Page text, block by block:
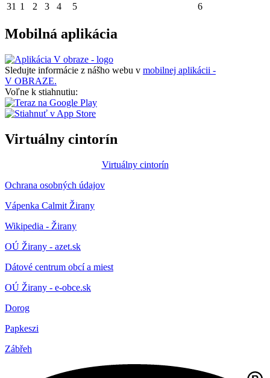
31 1 2 3 4 5 6
Mobilná aplikácia
Sledujte informácie z nášho webu v mobilnej aplikácii -
V OBRAZE.
Voľne k stiahnutiu:
Virtuálny cintorín
Virtuálny cintorín
Ochrana osobných údajov
Vápenka Calmit Žirany
Wikipedia - Žirany
OÚ Žirany - azet.sk
Dátové centrum obcí a miest
OÚ Žirany - e-obce.sk
Dorog
Papkeszi
Zábřeh